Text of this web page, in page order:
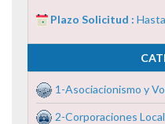
Plazo Solicitud :
1-Asociacionismo y
2-Corporaciones